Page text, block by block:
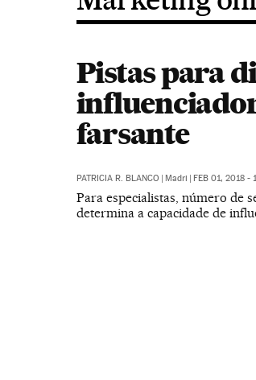
Pistas para
farsante
PATRICIA R. BLANCO | Madri | FEB 01, 2018 -
Para especialistas, número de
determina a capacidade de